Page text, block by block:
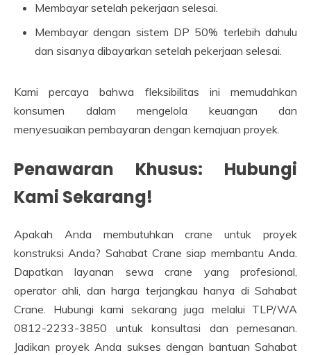
Membayar setelah pekerjaan selesai.
Membayar dengan sistem DP 50% terlebih dahulu
dan sisanya dibayarkan setelah pekerjaan selesai.
Kami percaya bahwa fleksibilitas ini memudahkan
konsumen dalam mengelola keuangan dan
menyesuaikan pembayaran dengan kemajuan proyek.
Penawaran Khusus: Hubungi
Kami Sekarang!
Apakah Anda membutuhkan crane untuk proyek
konstruksi Anda? Sahabat Crane siap membantu Anda.
Dapatkan layanan sewa crane yang profesional,
operator ahli, dan harga terjangkau hanya di Sahabat
Crane. Hubungi kami sekarang juga melalui TLP/WA
0812-2233-3850 untuk konsultasi dan pemesanan.
Jadikan proyek Anda sukses dengan bantuan Sahabat